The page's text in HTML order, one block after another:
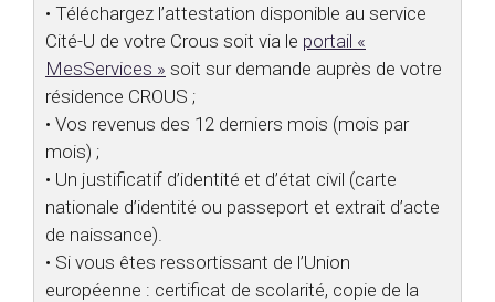
• Téléchargez l’attestation disponible au service
Cité-U de votre Crous soit via le portail «
MesServices » soit sur demande auprès de votre
résidence CROUS ;
• Vos revenus des 12 derniers mois (mois par
mois) ;
• Un justificatif d’identité et d’état civil (carte
nationale d’identité ou passeport et extrait d’acte
de naissance).
• Si vous êtes ressortissant de l’Union
européenne : certificat de scolarité, copie de la